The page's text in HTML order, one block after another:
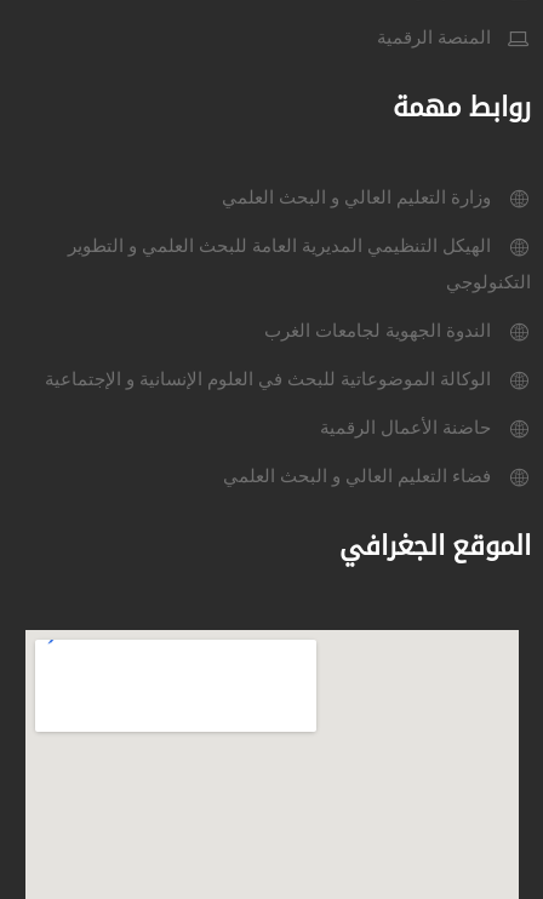
المنصة الرقمية
روابط مهمة
وزارة التعليم العالي و البحث العلمي
الهيكل التنظيمي المديرية العامة للبحث العلمي و التطوير
التكنولوجي
الندوة الجهوية لجامعات الغرب
الوكالة الموضوعاتية للبحث في العلوم الإنسانية و الإجتماعية
حاضنة الأعمال الرقمية
فضاء التعليم العالي و البحث العلمي
الموقع الجغرافي